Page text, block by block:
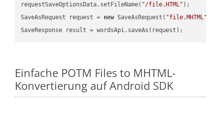
requestSaveOptionsData.setFileName( "/file.HTML" );
SaveAsRequest request = new SaveAsRequest( "file.MHTML"
Einfache POTM Files to MHTML-
Konvertierung auf Android SDK